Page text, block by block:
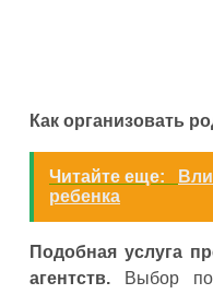
Как организовать
Читайте еще:
ребенка
Подобная услуга
агентств. Выбор